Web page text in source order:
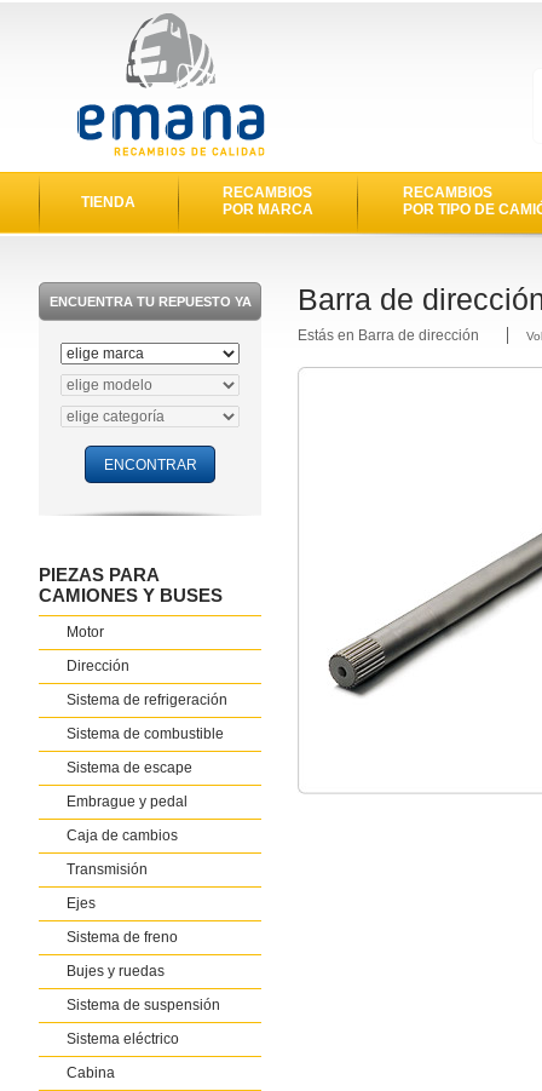
TIENDA
RECAMBIOS
POR MARCA
RECAMBIOS
POR TIPO DE
ENCUENTRA TU REPUESTO YA
PIEZAS PARA
CAMIONES Y BUSES
Motor
Dirección
Sistema de refrigeración
Sistema de combustible
Sistema de escape
Embrague y pedal
Caja de cambios
Transmisión
Ejes
Sistema de freno
Bujes y ruedas
Sistema de suspensión
Sistema eléctrico
Cabina
Barra de
Estás en Barra de dirección